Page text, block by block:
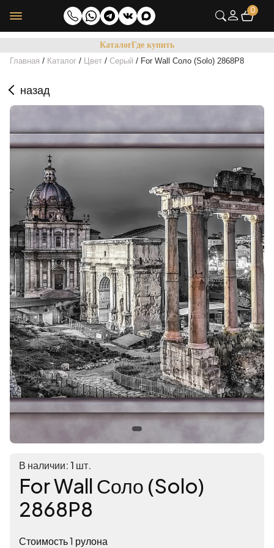
0
КаталогГде купить
Главная / Каталог / Цвет / Серый / For Wall Соло (Solo) 2868P8
назад
В наличии: 1 шт.
For Wall Соло (Solo)
2868P8
Стоимость 1 рулона